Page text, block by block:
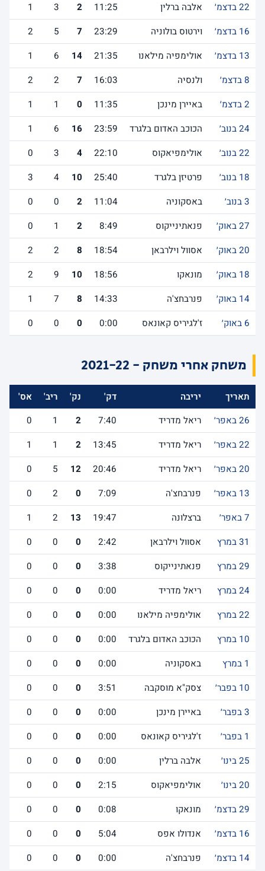
22 בדצמ׳
אלבה ברלין 11:25
2
3
1
16 בדצמ׳
וירטוס בולוניה 23:29
7
5
2
13 בדצמ׳
אולימפיה מילאנו 21:35
14
6
1
8 בדצמ׳
ולנסיה 16:03
7
2
2
2 בדצמ׳
באיירן מינכן 11:35
0
1
1
24 בנוב׳
הכוכב האדום בלגרד 23:59
16
6
1
22 בנוב׳
אולימפיאקוס 22:10
4
3
0
18 בנוב׳
פרטיזן בלגרד 25:40
10
4
3
3 בנוב׳
באסקוניה 11:04
2
0
0
27 באוק׳
פנאתינייקוס 8:49
2
1
0
20 באוק׳
אסוול וילרבאן 18:54
8
2
2
18 באוק׳
מונאקו 18:56
10
9
2
14 באוק׳
פנרבחצ'ה 14:33
8
7
1
6 באוק׳
ז'לגיריס קאונאס 0:00
0
0
0
משחק אחרי משחק - 2021-22
תאריך יריבה דק' נק' ריב' אס'
26 באפר׳
ריאל מדריד 7:40
2
1
0
22 באפר׳
ריאל מדריד 13:45
2
1
1
20 באפר׳
ריאל מדריד 20:46
12
5
0
13 באפר׳
פנרבחצ'ה 7:09
0
2
0
7 באפר׳
ברצלונה 19:47
13
2
1
31 במרץ
אסוול וילרבאן 2:42
0
0
0
29 במרץ
פנאתינייקוס 3:38
0
0
0
24 במרץ
ריאל מדריד 0:00
0
0
0
22 במרץ
אולימפיה מילאנו 0:00
0
0
0
10 במרץ
הכוכב האדום בלגרד 0:00
0
0
0
1 במרץ
באסקוניה 0:00
0
0
0
10 בפבר׳
צסק"א מוסקבה 3:51
0
0
0
3 בפבר׳
באיירן מינכן 0:00
0
0
0
1 בפבר׳
ז'לגיריס קאונאס 0:00
0
0
0
25 בינו׳
אלבה ברלין 0:00
0
0
0
20 בינו׳
אולימפיאקוס 2:15
0
0
0
29 בדצמ׳
מונאקו 0:08
0
0
0
16 בדצמ׳
אנדולו אפס 5:04
0
0
0
14 בדצמ׳
פנרבחצ'ה 0:00
0
0
0